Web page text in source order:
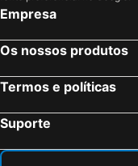
Florença, Toscana
Bolonha, Emília-Romanha
Empresa
Os nossos produtos
Termos e políticas
Suporte